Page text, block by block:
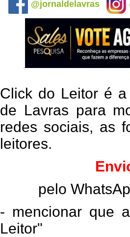
@jornaldelavras
Click do Leitor é
de Lavras para
redes sociais, as
leitores.
pelo
- mencionar que
Leitor"